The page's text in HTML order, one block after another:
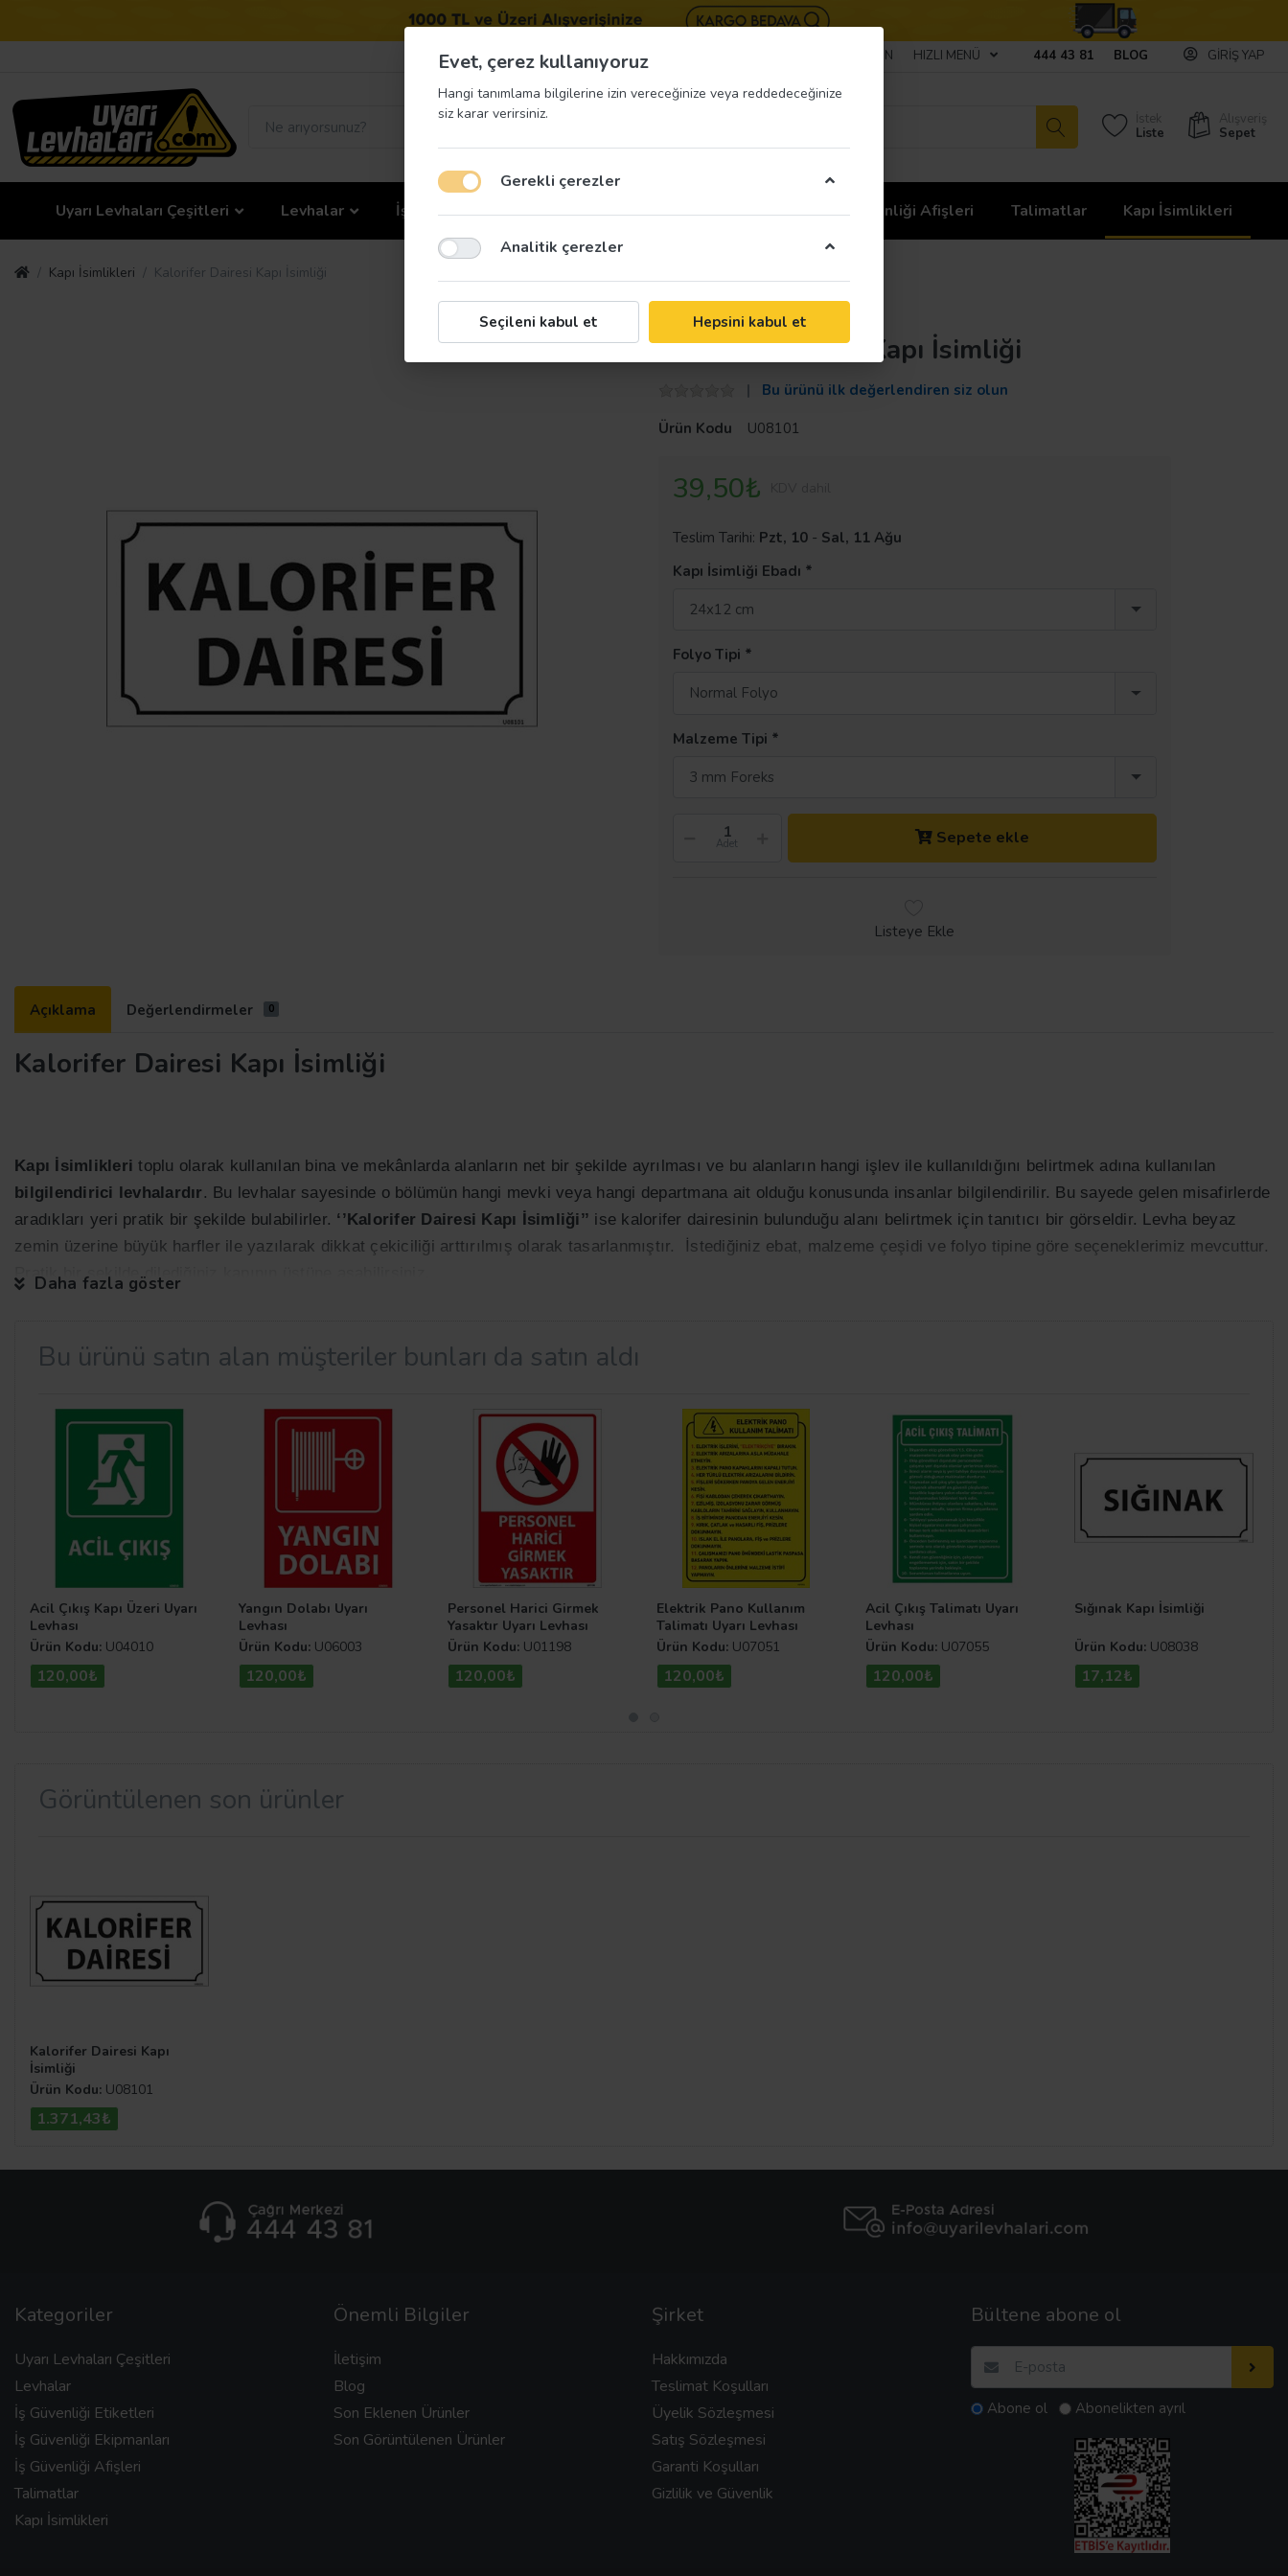
BIZE ULAŞIN HIZLI MENÜ 444 43 81 BLOG GIRIŞ YAP
İstek
Liste
Alışveriş
Sepet
Uyarı Levhaları Çeşitleri Levhalar İş Güvenliği Etiketleri İş Güvenliği Ekipmanları İş Güvenliği Afişleri Talimatlar Kapı İsimlikleri
Kapı İsimlikleri Kalorifer Dairesi Kapı İsimliği
Taroks
Kalorifer Dairesi Kapı İsimliği
Bu ürünü ilk değerlendiren siz olun
Ürün Kodu
U08101
39,50₺
Teslim Tarihi: Pzt, 10 - Sal, 11 Ağu
Kapı İsimliği Ebadı
24x12 cm
Folyo Tipi
Normal Folyo
Malzeme Tipi
3 mm Foreks
Adet Sepete ekle
Listeye Ekle
Açıklama Değerlendirmeler 0
Kalorifer Dairesi Kapı İsimliği
Kapı İsimlikleri toplu olarak kullanılan bina ve mekânlarda alanların net bir şekilde ayrılması ve bu alanların hangi işlev ile kullanıldığını belirtmek adına kullanılan
bilgilendirici levhalardır . Bu levhalar sayesinde o bölümün hangi mevki veya hangi departmana ait olduğu konusunda insanlar bilgilendirilir. Bu sayede gelen misafirlerde
aradıkları yeri pratik bir şekilde bulabilirler. ‘’Kalorifer Dairesi Kapı İsimliği’’ ise kalorifer dairesinin bulunduğu alanı belirtmek için tanıtıcı bir görseldir. Levha beyaz
zemin üzerine büyük harfler ile yazılarak dikkat çekiciliği arttırılmış olarak tasarlanmıştır. İstediğiniz ebat, malzeme çeşidi ve folyo tipine göre seçeneklerimiz mevcuttur.
Pratik bir şekilde dilediğiniz kapının üstüne asabilirsiniz.
Kapı İsimlik Modelleri
Uyarı Levhaları.com sitemizde ihtiyacınız olan tüm levha ve kapı isimlik çeşitlerini kolaylıkla bulabilirsiniz. En Ucuz Kapı İsimlik modelleri
sadece tek bir tık
uzaklığınızda! Uzun yıllara dayanan iş tecrübesi ve yüksek teknolojiye sahip tesislerimizde ürettiğimiz ürünlerimizi gönül rahatlığı ile uzun yıllar kullanabilirsiniz.Kapı
İsimliği Fiyatlarıise diğer rakiplerine göre oldukça düşük bir seviyede olup tam sizin bütçenizi yormayacak şekilde düzenlenmiştir. Diğer modellere göz atmak için
İsimliklerikategorisine göz atabilirsiniz.
Daha fazla göster
Bu ürünü satın alan müşteriler bunları da satın aldı
Acil Çıkış Kapı Üzeri Uyarı
Levhası
Ürün Kodu: U04010
120,00₺
Yangın Dolabı Uyarı
Levhası
Ürün Kodu: U06003
120,00₺
Personel Harici Girmek
Yasaktır Uyarı Levhası
Ürün Kodu: U01198
120,00₺
Elektrik Pano Kullanım
Talimatı Uyarı Levhası
Ürün Kodu: U07051
120,00₺
Acil Çıkış Talimatı Uyarı
Levhası
Ürün Kodu: U07055
120,00₺
Sığınak Kapı İsimliği
Ürün Kodu: U08038
17,12₺
Görüntülenen son ürünler
Kalorifer Dairesi Kapı
İsimliği
Ürün Kodu: U08101
1.371,43₺
Kategoriler
Uyarı Levhaları Çeşitleri
Levhalar
İş Güvenliği Etiketleri
İş Güvenliği Ekipmanları
İş Güvenliği Afişleri
Talimatlar
Kapı İsimlikleri
Önemli Bilgiler
İletişim
Blog
Son Eklenen Ürünler
Son Görüntülenen Ürünler
Şirket
Hakkımızda
Teslimat Koşulları
Üyelik Sözleşmesi
Satış Sözleşmesi
Garanti Koşulları
Gizlilik ve Güvenlik
Bültene abone ol
Abone ol Abonelikten ayrıl
Evet, çerez kullanıyoruz
Hangi tanımlama bilgilerine izin vereceğinize veya reddedeceğinize
siz karar verirsiniz.
Gerekli çerezler
Analitik çerezler
Seçileni kabul et Hepsini kabul et